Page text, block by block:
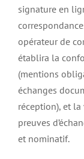
signature en
opérateur de
établira la
(mentions
échanges
réception), et
preuves
et nominatif.